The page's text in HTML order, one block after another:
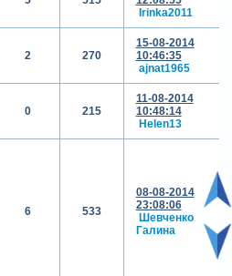
Irinka2011
2 270
15-08-2014
10:46:35
ajnat1965
0 215
11-08-2014
10:48:14
Helen13
6 533
08-08-2014
23:08:06
Шевченко
Галина